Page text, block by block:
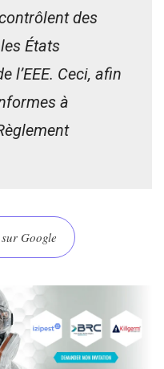
des
États
l’EEE. Ceci, afin
à
Google